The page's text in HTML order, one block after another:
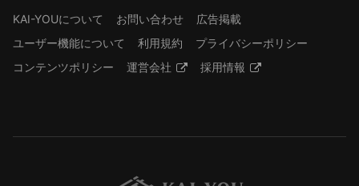
KAI-YOUについて
お問い合わせ
広告掲載
ユーザー機能について
利用規約
プライバシーポリシー
コンテンツポリシー
運営会社 採用情報